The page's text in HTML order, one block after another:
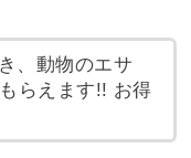
、動物のエサ
らえます!! お得